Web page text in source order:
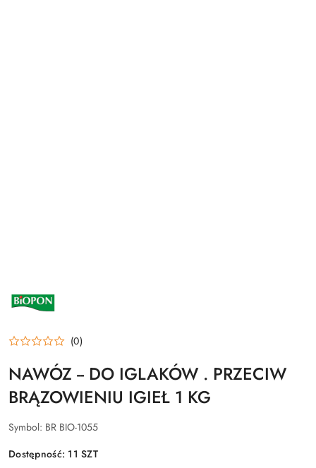
PRODUCENTA:
BIOPON
(0)
NAWÓZ -- DO IGLAKÓW . PRZECIW
BRĄZOWIENIU IGIEŁ 1 KG
Symbol: BR BIO-1055
Dostępność: 11SZT